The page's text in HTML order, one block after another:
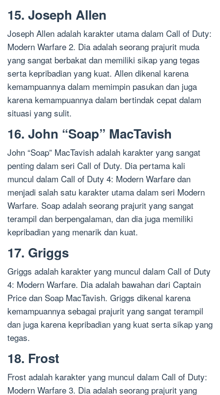
15. Joseph Allen
Joseph Allen adalah karakter utama dalam Call of Duty:
Modern Warfare 2. Dia adalah seorang prajurit muda
yang sangat berbakat dan memiliki sikap yang tegas
serta kepribadian yang kuat. Allen dikenal karena
kemampuannya dalam memimpin pasukan dan juga
karena kemampuannya dalam bertindak cepat dalam
situasi yang sulit.
16. John “Soap” MacTavish
John “Soap” MacTavish adalah karakter yang sangat
penting dalam seri Call of Duty. Dia pertama kali
muncul dalam Call of Duty 4: Modern Warfare dan
menjadi salah satu karakter utama dalam seri Modern
Warfare. Soap adalah seorang prajurit yang sangat
terampil dan berpengalaman, dan dia juga memiliki
kepribadian yang menarik dan kuat.
17. Griggs
Griggs adalah karakter yang muncul dalam Call of Duty
4: Modern Warfare. Dia adalah bawahan dari Captain
Price dan Soap MacTavish. Griggs dikenal karena
kemampuannya sebagai prajurit yang sangat terampil
dan juga karena kepribadian yang kuat serta sikap yang
tegas.
18. Frost
Frost adalah karakter yang muncul dalam Call of Duty:
Modern Warfare 3. Dia adalah seorang prajurit yang